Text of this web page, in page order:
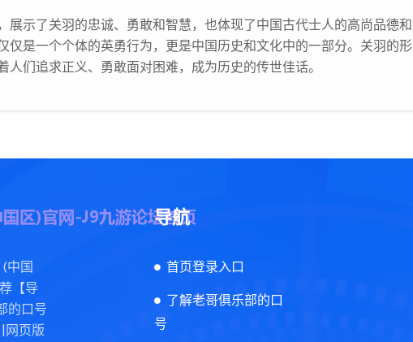
展示了关羽的忠诚、勇敢和智慧，也体现了中国古代士人的高尚品德和
仅是一个个体的英勇行为，更是中国历史和文化中的一部分。关羽的形
人们追求正义、勇敢面对困难，成为历史的传世佳话。
中国
【导
的口号
网页版
导航
首页登录入口
了解老哥俱乐部的口
号